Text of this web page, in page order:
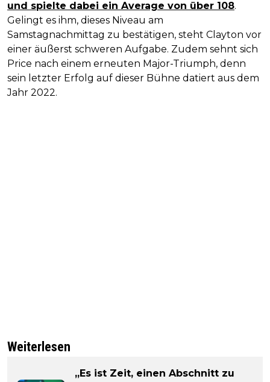
und spielte dabei ein Average von über 108.
Gelingt es ihm, dieses Niveau am
Samstagnachmittag zu bestätigen, steht Clayton vor
einer äußerst schweren Aufgabe. Zudem sehnt sich
Price nach einem erneuten Major-Triumph, denn
sein letzter Erfolg auf dieser Bühne datiert aus dem
Jahr 2022.
Weiterlesen
„Es ist Zeit, einen Abschnitt zu